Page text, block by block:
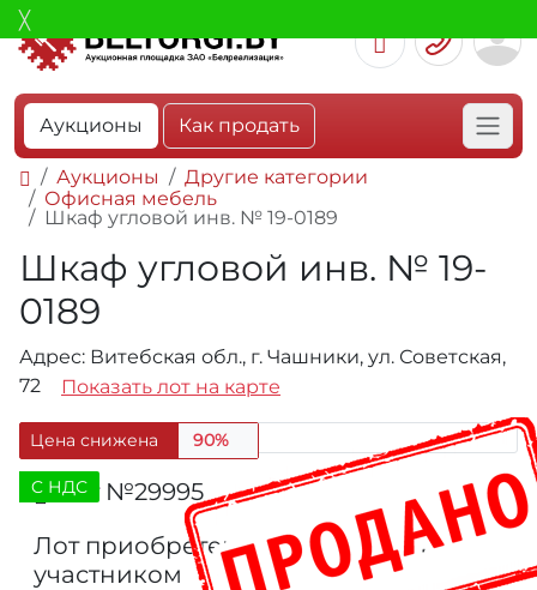
Аукционы Как продать
Аукционы
Другие категории
Офисная мебель
Шкаф угловой инв. № 19-0189
Шкаф угловой инв. № 19-
0189
Адрес: Витебская обл., г. Чашники, ул. Советская,
72
Показать лот на карте
Цена снижена 90%
C НДС
Лот №29995 294
Лот приобретен единственным
участником